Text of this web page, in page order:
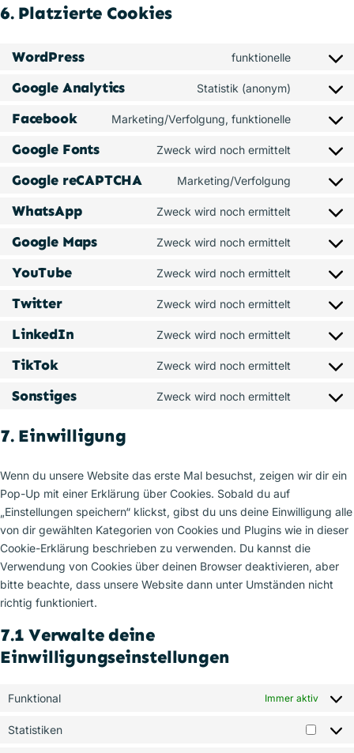
6. Platzierte Cookies
WordPress funktionelle
Consent
Google Analytics Statistik (anonym)
Consent
google-
Facebook Marketing/Verfolgung, funktionelle
Consent
facebook
Google Fonts Zweck wird noch ermittelt
Consent
google-
Google reCAPTCHA Marketing/Verfolgung
Consent
google-
WhatsApp Zweck wird noch ermittelt
Consent
whatsapp
Google Maps Zweck wird noch ermittelt
Consent
google-
YouTube Zweck wird noch ermittelt
Consent
youtube
Twitter Zweck wird noch ermittelt
Consent
twitter
LinkedIn Zweck wird noch ermittelt
Consent
linkedin
TikTok Zweck wird noch ermittelt
Consent
Sonstiges Zweck wird noch ermittelt
Consent
7. Einwilligung
Wenn du unsere Website das erste Mal besuchst, zeigen wir dir ein
Pop-Up mit einer Erklärung über Cookies. Sobald du auf
„Einstellungen speichern“ klickst, gibst du uns deine Einwilligung alle
von dir gewählten Kategorien von Cookies und Plugins wie in dieser
Cookie-Erklärung beschrieben zu verwenden. Du kannst die
Verwendung von Cookies über deinen Browser deaktivieren, aber
bitte beachte, dass unsere Website dann unter Umständen nicht
richtig funktioniert.
7.1 Verwalte deine
Einwilligungseinstellungen
Funktional Immer aktiv
Statistiken